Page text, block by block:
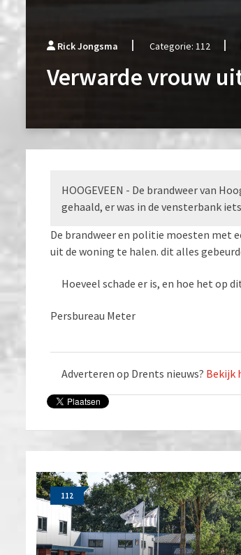
Rick Jongsma Categorie: 112
Verwarde vrouw
HOOGEVEEN - De brandweer van
gehaald, er was in de vensterbank
De brandweer en politie moesten met
uit de woning te halen. dit alles
Hoeveel schade er is, en hoe het op
Persbureau Meter
Adverteren op Drents nieuws? Bekijk
112